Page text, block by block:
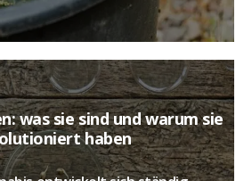
was sie sind und warum sie
haben